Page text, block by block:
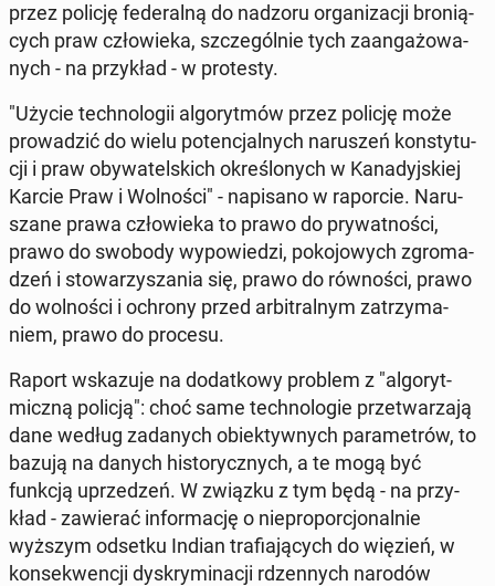
przez policję fe­de­ral­ną do nadzoru or­ga­ni­za­cji bro­nią­
cych praw czło­wie­ka, szcze­gól­nie tych za­an­ga­żo­wa­
nych - na przy­kład - w pro­te­sty.
"Użycie tech­no­lo­gii al­go­ryt­mów przez policję może
pro­wa­dzić do wielu po­ten­cjal­nych na­ru­szeń kon­sty­tu­
cji i praw oby­wa­tel­skich okre­ślo­nych w Ka­na­dyj­skiej
Karcie Praw i Wol­no­ści" - na­pi­sa­no w ra­por­cie. Na­ru­
sza­ne prawa czło­wie­ka to prawo do pry­wat­no­ści,
prawo do swobody wy­po­wie­dzi, po­ko­jo­wych zgro­ma­
dzeń i sto­wa­rzy­sza­nia się, prawo do rów­no­ści, prawo
do wol­no­ści i ochrony przed ar­bi­tral­nym za­trzy­ma­
niem, prawo do procesu.
Raport wska­zu­je na do­dat­ko­wy problem z "al­go­ryt­
micz­ną policją": choć same tech­no­lo­gie prze­twa­rza­ją
dane według za­da­nych obiek­tyw­nych pa­ra­me­trów, to
bazują na danych hi­sto­rycz­nych, a te mogą być
funkcją uprze­dzeń. W związku z tym będą - na przy­
kład - za­wie­rać in­for­ma­cję o nie­pro­por­cjo­nal­nie
wyższym odsetku Indian tra­fia­ją­cych do więzień, w
kon­se­kwen­cji dys­kry­mi­na­cji rdzen­nych narodów